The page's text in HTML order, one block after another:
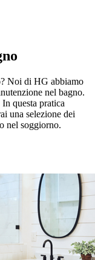
Noi di HG abbiamo
nel bagno.
questa pratica
una selezione dei
nel soggiorno.